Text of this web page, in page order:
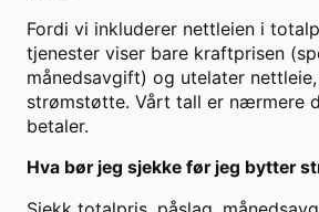
Fordi vi inkluderer nettleien i
tjenester viser bare kraftprisen
månedsavgift) og utelater
strømstøtte. Vårt tall er nærmere
betaler.
Hva bør jeg sjekke før jeg bytter